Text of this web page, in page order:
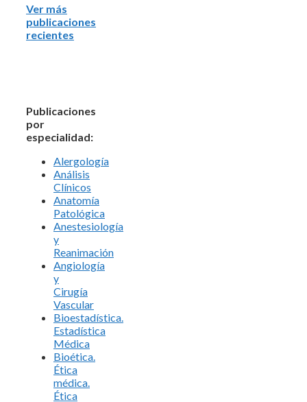
Ver más
publicaciones
recientes
Publicaciones
por
especialidad:
Alergología
Análisis
Clínicos
Anatomía
Patológica
Anestesiología
y
Reanimación
Angiología
y
Cirugía
Vascular
Bioestadística.
Estadística
Médica
Bioética.
Ética
médica.
Ética